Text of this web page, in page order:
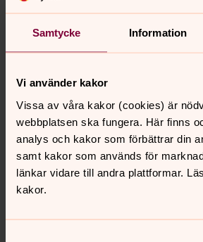
Samtycke Information
Vi använder kakor
Vissa av våra kakor (cookies) är
webbplatsen ska fungera. Här finns
analys och kakor som förbättrar din
samt kakor som används för
länkar vidare till andra plattformar.
kakor.
Kyrkan stängd för
måndag 10 augusti 2026·09.00
Visa fler
Programmet utkommer vanligtvis